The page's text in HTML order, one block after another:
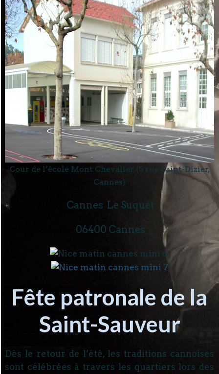
Cour de l’école Mont Chevalier (5 rue Saint-Dizier,
Cannes)
Cannes Le Suquet
06400 Cannes
Fête patronale de la
Saint-Sauveur
Dès le retour de l’été, les traditions cannoises
sont célébrées à travers les quartiers lors des